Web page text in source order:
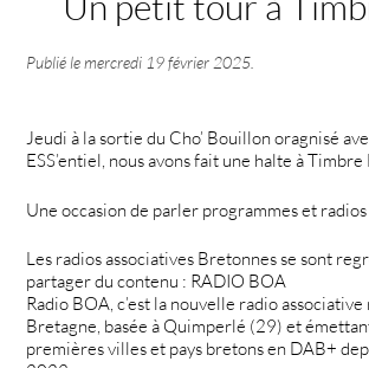
Publié lemercredi 19 février 2025
Jeudi à la sortie du Cho’ Bouillon oragnisé
ESS’entiel, nous avons fait une halte à
Une occasion de parler programmes et radios
Les radios associatives Bretonnes se sont
partager du contenu : RADIO BOA
Radio BOA, c’est la nouvelle radio
Bretagne, basée à Quimperlé (29) et
premières villes et pays bretons en DAB+